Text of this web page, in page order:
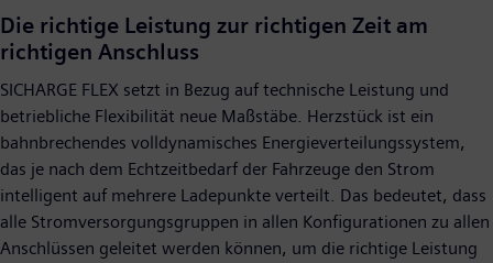
Die richtige Leistung zur richtigen Zeit am
richtigen Anschluss
SICHARGE FLEX setzt in Bezug auf technische Leistung und
betriebliche Flexibilität neue Maßstäbe. Herzstück ist ein
bahnbrechendes volldynamisches Energieverteilungssystem,
das je nach dem Echtzeitbedarf der Fahrzeuge den Strom
intelligent auf mehrere Ladepunkte verteilt. Das bedeutet, dass
alle Stromversorgungsgruppen in allen Konfigurationen zu allen
Anschlüssen geleitet werden können, um die richtige Leistung